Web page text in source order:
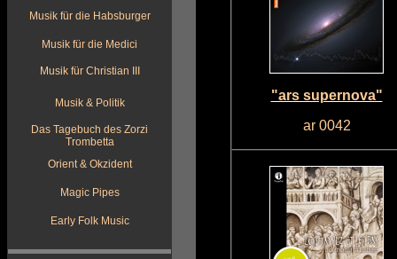
"ars supernova"
ar 0042
Musik für die Habsburger
Musik für die Medici
Musik für Christian III
Musik & Politik
Das Tagebuch des Zorzi
Trombetta
Orient & Okzident
Magic Pipes
Early Folk Music